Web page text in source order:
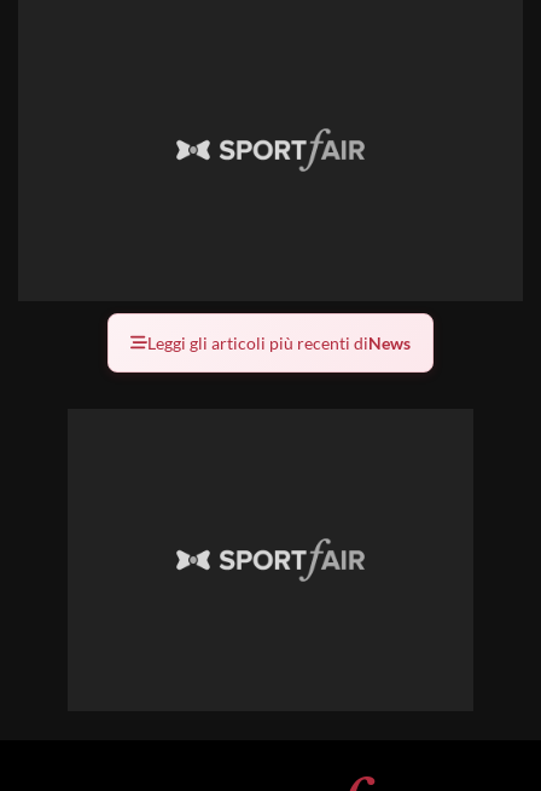
Leggi gli articoli più recenti diNews